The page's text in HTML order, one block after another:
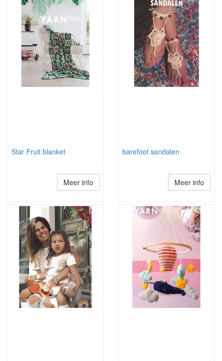
Star Fruit blanket
Meer info
barefoot sandalen
Meer info